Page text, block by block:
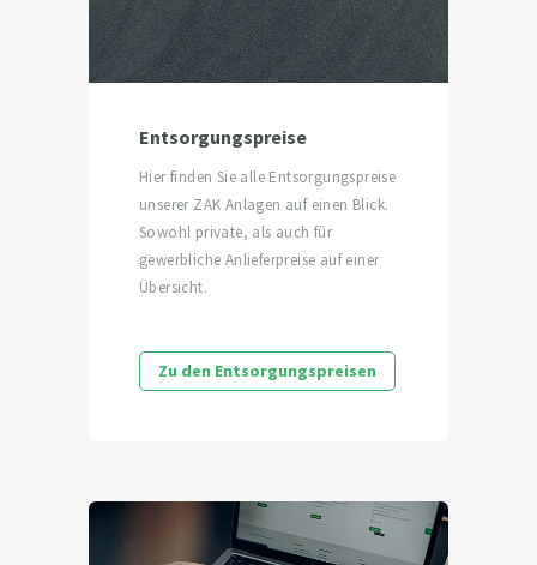
Entsorgungspreise
Hier finden Sie alle Entsorgungspreise
unserer ZAK Anlagen auf einen Blick.
Sowohl private, als auch für
gewerbliche Anlieferpreise auf einer
Übersicht.
Zu den Entsorgungspreisen